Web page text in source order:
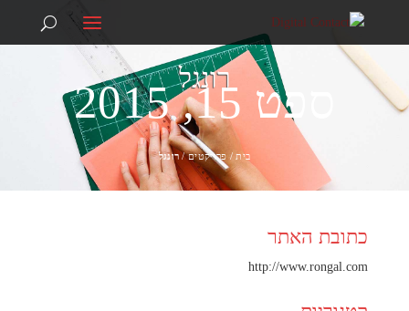
074-7039292
רונגל ספט 15, 2015
בית/ פרויקטים/ רונגל
כתובת האתר
http://www.rongal.com